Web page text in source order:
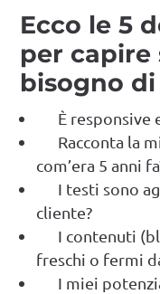
Ecco le 5
per capire
bisogno
È responsive
Racconta la
com’era 5 anni
I testi sono
cliente?
I contenuti
freschi o fermi
I miei